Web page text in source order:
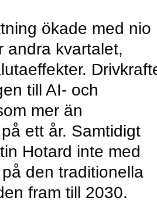
ökade med nio
andra kvartalet,
till AI- och
mer än
ett år. Samtidigt
Hotard inte med
den traditionella
fram till 2030.